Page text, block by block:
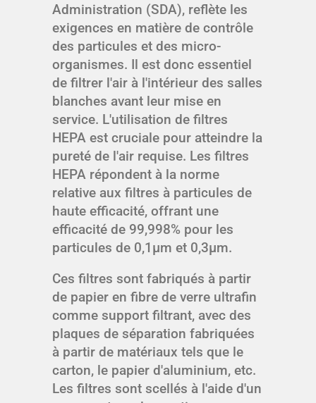
Administration (SDA), reflète les
exigences en matière de contrôle
des particules et des micro-
organismes. Il est donc essentiel
de filtrer l'air à l'intérieur des salles
blanches avant leur mise en
service. L'utilisation de filtres
HEPA est cruciale pour atteindre la
pureté de l'air requise. Les filtres
HEPA répondent à la norme
relative aux filtres à particules de
haute efficacité, offrant une
efficacité de 99,998% pour les
particules de 0,1μm et 0,3μm.
Ces filtres sont fabriqués à partir
de papier en fibre de verre ultrafin
comme support filtrant, avec des
plaques de séparation fabriquées
à partir de matériaux tels que le
carton, le papier d'aluminium, etc.
Les filtres sont scellés à l'aide d'un